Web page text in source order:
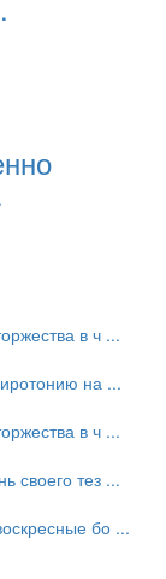
в ч ...
на ...
в ч ...
своего тез ...
бо ...